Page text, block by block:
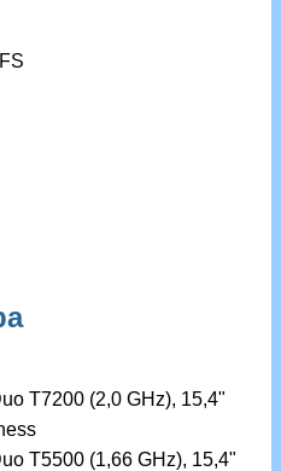
T7200 (2,0 GHz), 15,4"
T5500 (1,66 GHz), 15,4"